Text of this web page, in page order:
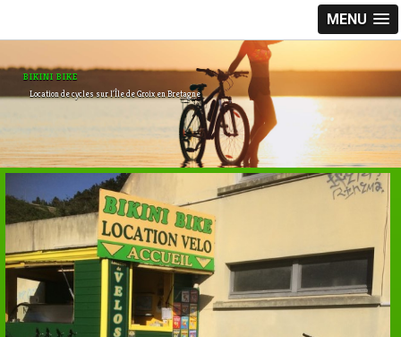
MENU
BIKINI BIKE
Location de cycles sur l'Île de Groix en Bretagne